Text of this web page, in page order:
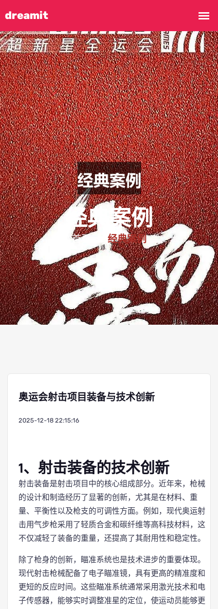
经典案例
首页 经典案例
奥运会射击项目装备与技术创新
2025-12-18 22:15:16
1、射击装备的技术创新
射击装备是射击项目中的核心组成部分。近年来，枪械
的设计和制造经历了显著的创新，尤其是在材料、重
量、平衡性以及枪支的可调性方面。例如，现代奥运射
击用气步枪采用了轻质合金和碳纤维等高科技材料，这
不仅减轻了装备的重量，还提高了其耐用性和稳定性。
除了枪身的创新，瞄准系统也是技术进步的重要体现。
现代射击枪械配备了电子瞄准镜，具有更高的精准度和
更短的反应时间。这些瞄准系统通常采用激光技术和电
子传感器，能够实时调整准星的定位，使运动员能够更